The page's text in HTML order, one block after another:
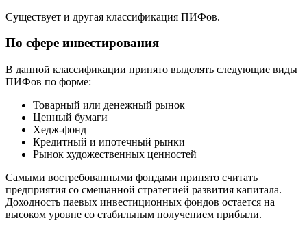
Существует и другая классификация ПИФов.
По сфере инвестирования
В данной классификации принято выделять следующие виды
ПИФов по форме:
Товарный или денежный рынок
Ценный бумаги
Хедж-фонд
Кредитный и ипотечный рынки
Рынок художественных ценностей
Самыми востребованными фондами принято считать
предприятия со смешанной стратегией развития капитала.
Доходность паевых инвестиционных фондов остается на
высоком уровне со стабильным получением прибыли.